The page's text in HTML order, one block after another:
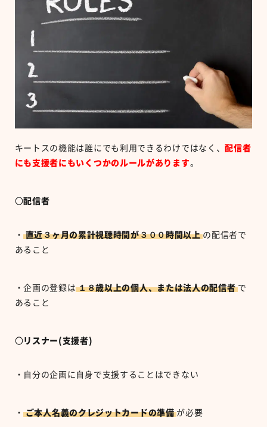
キートスの機能は誰にでも利用できるわけではなく、配信者
にも支援者にもいくつかのルールがあります。
〇配信者
・ 直近３ヶ月の累計視聴時間が３００時間以上 の配信者で
あること
・企画の登録は １８歳以上の個人、または法人の配信者 で
あること
〇リスナー(支援者)
・自分の企画に自身で支援することはできない
・ ご本人名義のクレジットカードの準備 が必要